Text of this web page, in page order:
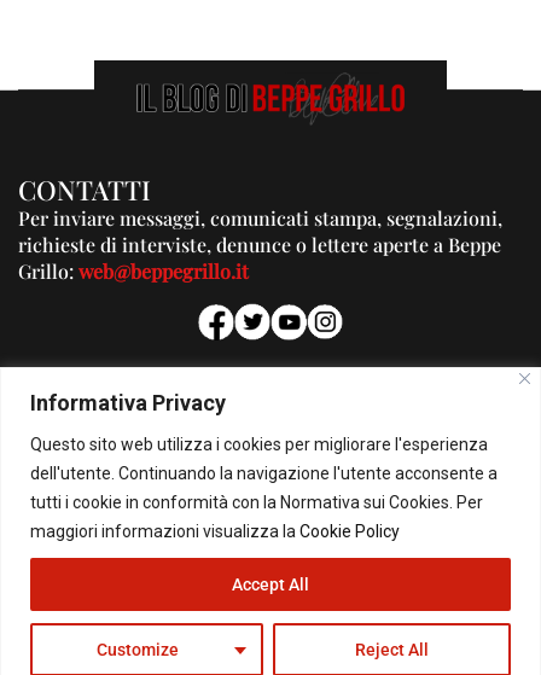
Informativa Privacy
Questo sito web utilizza i cookies per migliorare l'esperienza
dell'utente. Continuando la navigazione l'utente acconsente a
tutti i cookie in conformità con la Normativa sui Cookies. Per
maggiori informazioni visualizza la Cookie Policy
Customize Reject All
Accept All
CONTATTI
Per inviare messaggi, comunicati stampa, segnalazioni,
richieste di interviste, denunce o lettere aperte a Beppe
Grillo:web@beppegrillo.it
PUBBLICITA'
Per la tua pubblicità su questo Blog:
pubblicita@beppegrillo.it
© Copyright 2026 - Il Blog di Beppe Grillo. All Rights Reserved - Powered by
happygrafic.com